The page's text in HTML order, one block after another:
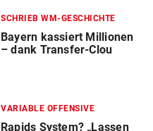
SCHRIEB WM-GESCHICHTE
Bayern kassiert Millionen
– dank Transfer-Clou
VARIABLE OFFENSIVE
Rapids System? „Lassen